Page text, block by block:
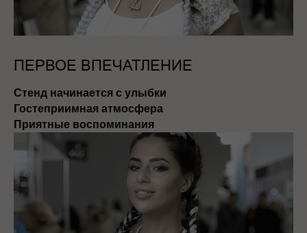
ПЕРВОЕ ВПЕЧАТЛЕНИЕ
Стенд начинается с улыбки
Гостеприимная атмосфера
Приятные воспоминания